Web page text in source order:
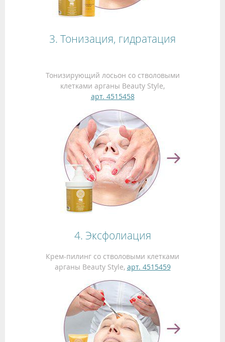
3. Тонизация, гидратация
Тонизирующий лосьон со стволовыми
клетками арганы Beauty Style,
арт. 4515458
4. Эксфолиация
Крем-пилинг со стволовыми клетками
арганы Beauty Style, арт. 4515459